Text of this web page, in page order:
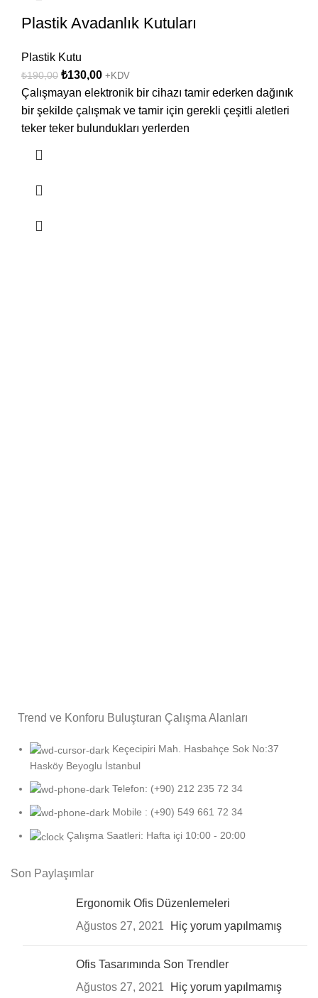
Plastik Avadanlık Kutuları
Plastik Kutu
₺190,00 ₺130,00 +KDV
Çalışmayan elektronik bir cihazı tamir ederken dağınık
bir şekilde çalışmak ve tamir için gerekli çeşitli aletleri
teker teker bulundukları yerlerden
Trend ve Konforu Buluşturan Çalışma Alanları
Keçecipiri Mah. Hasbahçe Sok No:37
Hasköy Beyoglu İstanbul
Telefon: (+90) 212 235 72 34
Mobile : ‪(+90) 549 661 72 34‬
Çalışma Saatleri: Hafta içi 10:00 - 20:00
Son Paylaşımlar
Ergonomik Ofis Düzenlemeleri
Ağustos 27, 2021
Hiç yorum yapılmamış
Ofis Tasarımında Son Trendler
Ağustos 27, 2021
Hiç yorum yapılmamış